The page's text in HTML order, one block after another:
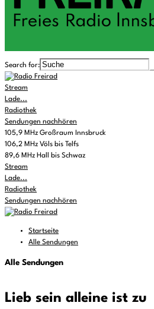
Search for:
Stream
Lade...
Radiothek
Sendungen nachhören
105,9 MHz Großraum Innsbruck
106,2 MHz Völs bis Telfs
89,6 MHz Hall bis Schwaz
Stream
Lade...
Radiothek
Sendungen nachhören
Startseite
Alle Sendungen
Alle Sendungen
Lieb sein alleine ist zu